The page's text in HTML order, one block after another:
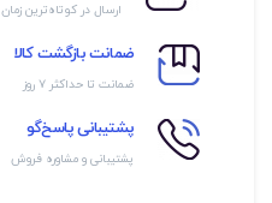
ارسال در کوتاه‌ترین زمان
ضمانت بازگشت کالا
ضمانت تا حداکثر ۷ روز
پشتیبانی پاسخ‌گو
پشتیبانی و مشاوره فروش